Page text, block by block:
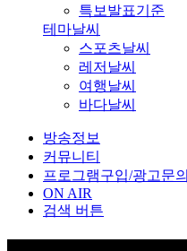
특보발표기준
테마날씨
스포츠날씨
레저날씨
여행날씨
바다날씨
방송정보
커뮤니티
프로그램구입/광고문의
ON AIR
검색 버튼